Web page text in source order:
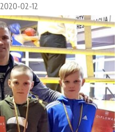
2020-02-12